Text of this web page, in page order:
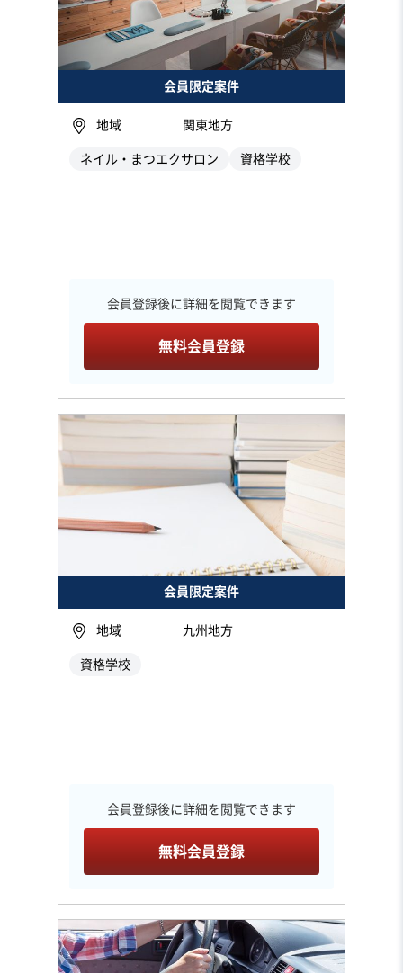
会員限定案件
地域 関東地方
ネイル・まつエクサロン 資格学校
会員登録後に詳細を閲覧できます
無料会員登録
会員限定案件
地域 九州地方
資格学校
会員登録後に詳細を閲覧できます
無料会員登録